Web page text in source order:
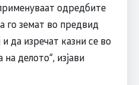
одредбите
го земат во предвид
и да изречат казни се во
делото“, изјави